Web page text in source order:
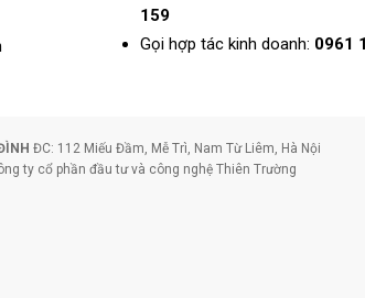
159
Gọi hợp tác kinh doanh: 0961
ĐC: 112 Miếu Đầm, Mễ Trì, Nam Từ Liêm, Hà Nội
ty cổ phần đầu tư và công nghệ Thiên Trường